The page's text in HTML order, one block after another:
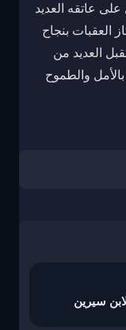
عاتقه العديد
العقبات بنجاح
العديد من
والطموح
سيرين